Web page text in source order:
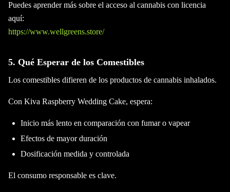
Puedes aprender más sobre el acceso al cannabis con licencia
aquí:
https://www.wellgreens.store/
5. Qué Esperar de los Comestibles
Los comestibles difieren de los productos de cannabis inhalados.
Con Kiva Raspberry Wedding Cake, espera:
Inicio más lento en comparación con fumar o vapear
Efectos de mayor duración
Dosificación medida y controlada
El consumo responsable es clave.